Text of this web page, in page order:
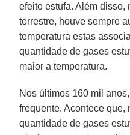
efeito estufa. Além disso,
terrestre, houve sempre
temperatura estas
quantidade de gases
maior a temperatura.
Nos últimos 160 mil
frequente. Acontece que,
quantidade de gases